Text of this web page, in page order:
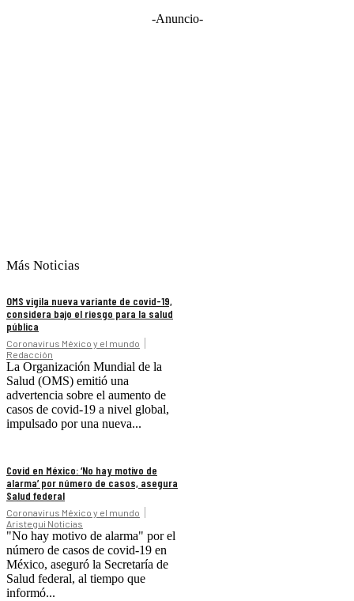
-Anuncio-
Más Noticias
OMS vigila nueva variante de covid-19,
considera bajo el riesgo para la salud
pública
Coronavirus México y el mundo
Redacción
La Organización Mundial de la
Salud (OMS) emitió una
advertencia sobre el aumento de
casos de covid-19 a nivel global,
impulsado por una nueva...
Covid en México: ‘No hay motivo de
alarma’ por número de casos, asegura
Salud federal
Coronavirus México y el mundo
Aristegui Noticias
"No hay motivo de alarma" por el
número de casos de covid-19 en
México, aseguró la Secretaría de
Salud federal, al tiempo que
informó...